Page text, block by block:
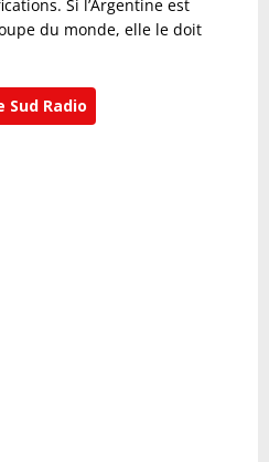
Si l’Argentine est
du monde, elle le doit
Sud Radio